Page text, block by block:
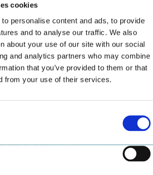
cookies
personalise content and ads, to provide
and to analyse our traffic. We also
about your use of our site with our social
and analytics partners who may combine
that you’ve provided to them or that
from your use of their services.
Internet